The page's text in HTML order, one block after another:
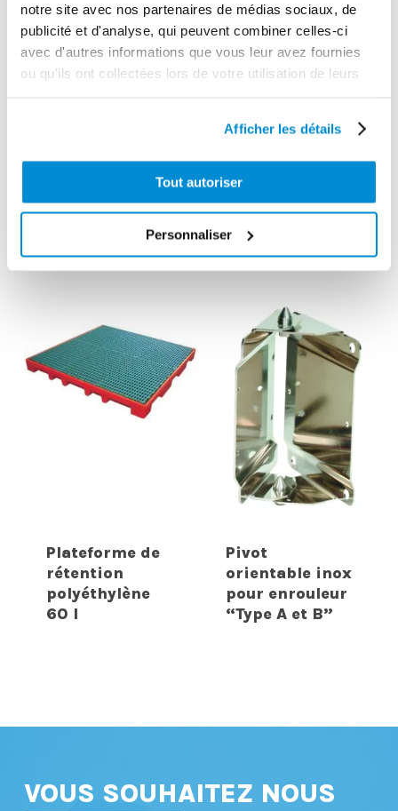
notre site avec nos partenaires de médias sociaux, de
publicité et d'analyse, qui peuvent combiner celles-ci
avec d'autres informations que vous leur avez fournies
ou qu'ils ont collectées lors de votre utilisation de leurs
Afficher les détails
Tout autoriser
Personnaliser
tournant 3/4″
enrouleur huile
pompe/enrouleur
IBC 1000 l
Plateforme de
rétention
polyéthylène
60 l
Pivot
orientable inox
pour enrouleur
“Type A et B”
VOUS SOUHAITEZ NOUS